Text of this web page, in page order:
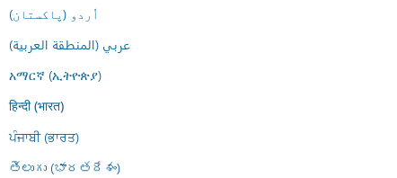
اُردو (پاکستان)
عربي (المنطقة العربية)
አማርኛ (ኢትዮጵያ)
हिन्दी (भारत)
ਪੰਜਾਬੀ (ਭਾਰਤ)
తెలుగు (భారతదేశం)